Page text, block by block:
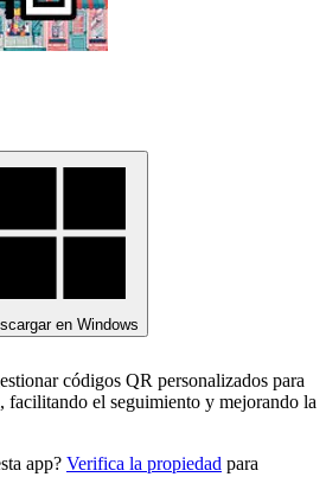
en Windows
códigos QR personalizados para
facilitando el seguimiento y mejorando la
app? Verifica la propiedad para